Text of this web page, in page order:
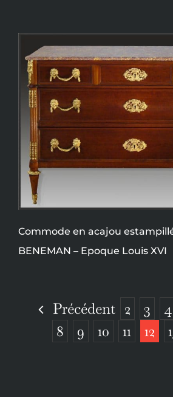
Commode en acajou
BENEMAN – Epoque Louis XVI
Précédent 2 3 4
8
9 10 11 12